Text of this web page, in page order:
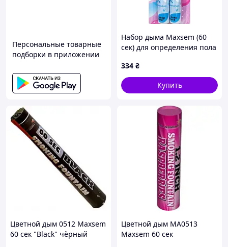
Персональные товарные
подборки в приложении
Набор дыма Maxsem (60
сек) для определения пола
девочка?" - розовый
334 ₴
Купить
Цветной дым 0512 Maxsem
60 сек "Black" чёрный
Цветной дым МА0513
Maxsem 60 сек